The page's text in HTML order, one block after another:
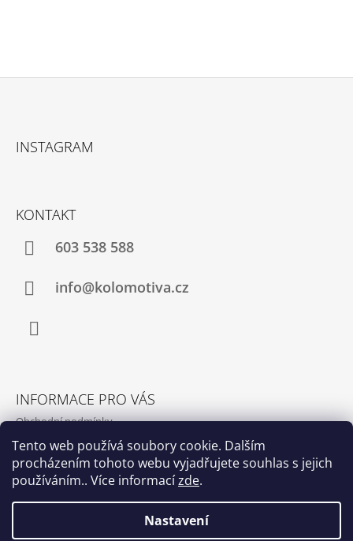
Tento web používá soubory cookie. Dalším
procházením tohoto webu vyjadřujete souhlas s jejich
používáním.. Více informacízde.
Nastavení
INSTAGRAM
KONTAKT
603 538 588
info@kolomotiva.cz
INFORMACE PRO VÁS
Obchodní podmínky
Podmínky ochrany osobních údajů
Kamenná prodejna
Kontakty